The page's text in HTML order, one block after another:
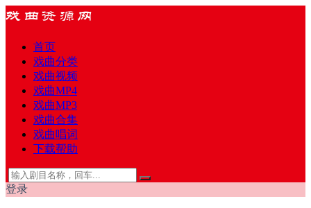
首页
戏曲分类
戏曲视频
戏曲MP4
戏曲MP3
戏曲合集
戏曲唱词
下载帮助
登录